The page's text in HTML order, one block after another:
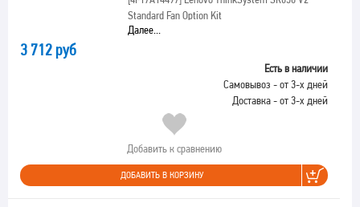
Standard Fan Option Kit
Далее...
3 712 руб
Есть в наличии
Самовывоз - от 3-х дней
Доставка - от 3-х дней
Добавить к сравнению
ДОБАВИТЬ В КОРЗИНУ